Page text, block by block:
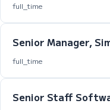
full_time
Senior Manager,
full_time
Senior Staff